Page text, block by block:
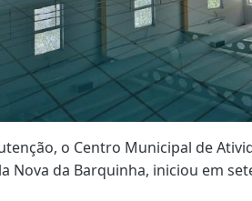
o Centro Municipal de
Nova da Barquinha, iniciou em